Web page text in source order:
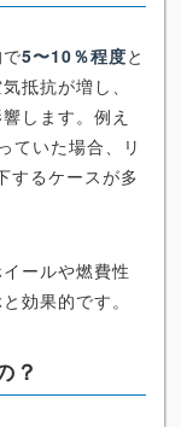
5〜10％程度と
抵抗が増し、
します。例え
ていた場合、リ
するケースが多
ールや燃費性
効果的です。
？